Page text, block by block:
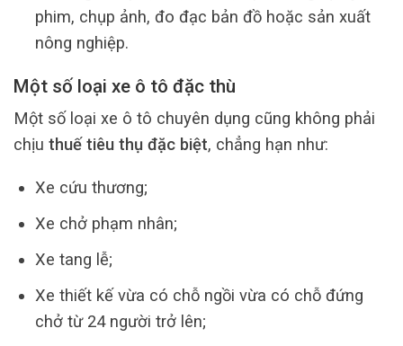
phim, chụp ảnh, đo đạc bản đồ hoặc sản xuất
nông nghiệp.
Một số loại xe ô tô đặc thù
Một số loại xe ô tô chuyên dụng cũng không phải
chịu thuế tiêu thụ đặc biệt, chẳng hạn như:
Xe cứu thương;
Xe chở phạm nhân;
Xe tang lễ;
Xe thiết kế vừa có chỗ ngồi vừa có chỗ đứng
chở từ 24 người trở lên;